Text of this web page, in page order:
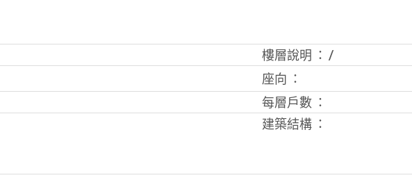
樓層說明 ： /
座向 ：
每層戶數 ：
建築結構 ：